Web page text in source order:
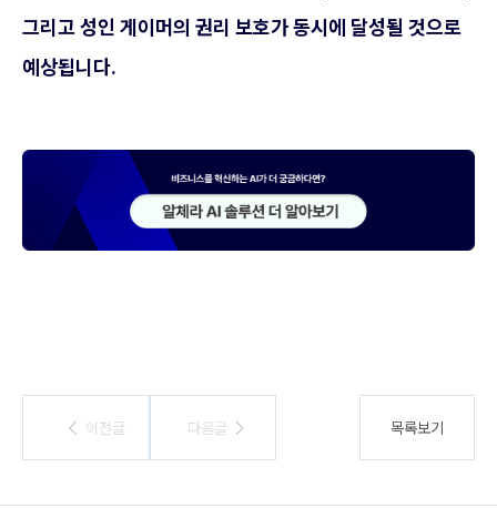
그리고 성인 게이머의 권리 보호가 동시에 달성될 것으로
예상됩니다.
이전글
이전글 다음글
다음글 목록보기